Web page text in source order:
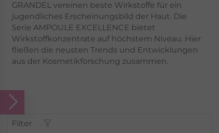
GRANDEL vereinen beste Wirkstoffe für ein
jugendliches Erscheinungsbild der Haut. Die
Serie AMPOULE EXCELLENCE bietet
Wirkstoffkonzentrate auf höchstem Niveau. Hier
fließen die neusten Trends und Entwicklungen
aus der Kosmetikforschung zusammen.
Filter